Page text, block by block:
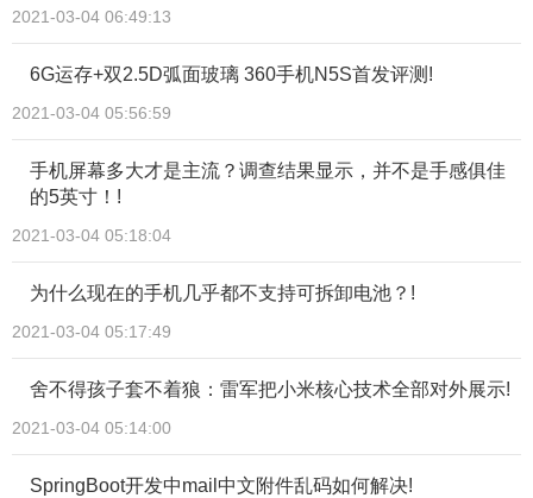
2021-03-04 06:49:13
6G运存+双2.5D弧面玻璃 360手机N5S首发评测!
2021-03-04 05:56:59
手机屏幕多大才是主流？调查结果显示，并不是手感俱佳
的5英寸！!
2021-03-04 05:18:04
为什么现在的手机几乎都不支持可拆卸电池？!
2021-03-04 05:17:49
舍不得孩子套不着狼：雷军把小米核心技术全部对外展示!
2021-03-04 05:14:00
SpringBoot开发中mail中文附件乱码如何解决!